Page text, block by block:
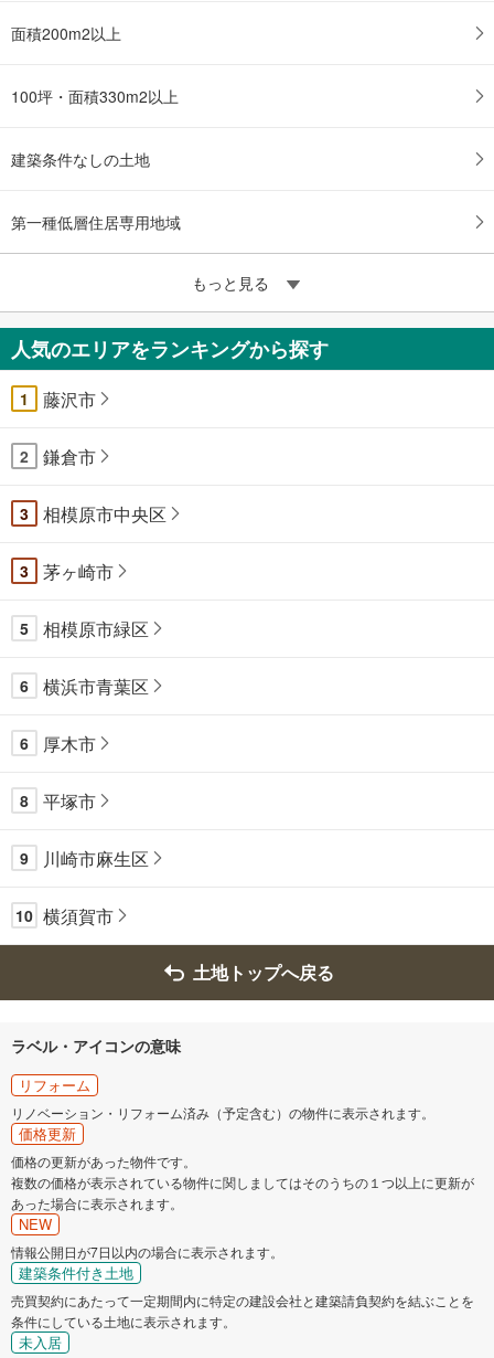
面積200m2以上
100坪・面積330m2以上
建築条件なしの土地
第一種低層住居専用地域
もっと見る
人気のエリアをランキングから探す
1 藤沢市
2 鎌倉市
3 相模原市中央区
3 茅ヶ崎市
5 相模原市緑区
6 横浜市青葉区
6 厚木市
8 平塚市
9 川崎市麻生区
10 横須賀市
土地トップへ戻る
ラベル・アイコンの意味
リフォーム
リノベーション・リフォーム済み（予定含む）の物件に表示されます。
価格更新
価格の更新があった物件です。
複数の価格が表示されている物件に関しましてはそのうちの１つ以上に更新が
あった場合に表示されます。
NEW
情報公開日が7日以内の場合に表示されます。
建築条件付き土地
売買契約にあたって一定期間内に特定の建設会社と建築請負契約を結ぶことを
条件にしている土地に表示されます。
未入居